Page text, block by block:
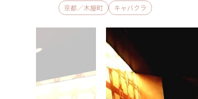
京都／木屋町 キャバクラ